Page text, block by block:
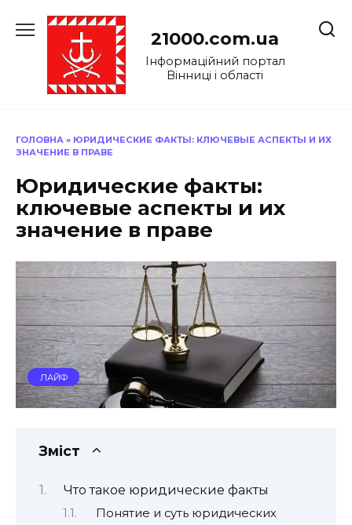
до
21000.com.ua
Інформаційний портал
Вінниці і області
ГОЛОВНА » ЮРИДИЧЕСКИЕ ФАКТЫ: КЛЮЧЕВЫЕ АСПЕКТЫ И ИХ
ЗНАЧЕНИЕ В ПРАВЕ
Юридические факты:
ключевые аспекты и их
значение в праве
ЛАЙФ
Зміст
Что такое юридические факты
Понятие и суть юридических